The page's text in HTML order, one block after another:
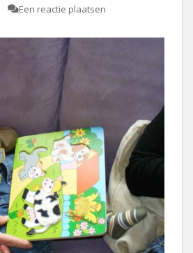
Een reactie plaatsen